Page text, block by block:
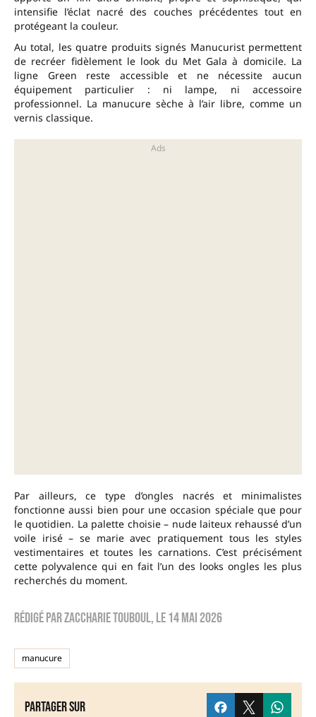
intensifie l’éclat nacré des couches précédentes tout en
protégeant la couleur.
Au total, les quatre produits signés Manucurist permettent
de recréer fidèlement le look du Met Gala à domicile. La
ligne Green reste accessible et ne nécessite aucun
équipement particulier : ni lampe, ni accessoire
professionnel. La manucure sèche à l’air libre, comme un
vernis classique.
Par ailleurs, ce type d’ongles nacrés et minimalistes
fonctionne aussi bien pour une occasion spéciale que pour
le quotidien. La palette choisie – nude laiteux rehaussé d’un
voile irisé – se marie avec pratiquement tous les styles
vestimentaires et toutes les carnations. C’est précisément
cette polyvalence qui en fait l’un des looks ongles les plus
recherchés du moment.
Rédigé parzaccharie touboul, le14 mai 2026
manucure
Partager sur